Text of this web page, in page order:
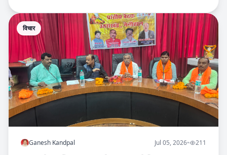
विचार
Ganesh Kandpal Jul 05, 2026• 211